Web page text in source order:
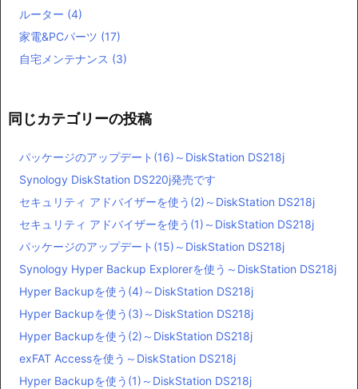
ルーター (4)
家電&PCパーツ (17)
自宅メンテナンス (3)
同じカテゴリーの投稿
パッケージのアップデート(16)～DiskStation DS218j
Synology DiskStation DS220j発売です
セキュリティ アドバイザーを使う(2)～DiskStation DS218j
セキュリティ アドバイザーを使う(1)～DiskStation DS218j
パッケージのアップデート(15)～DiskStation DS218j
Synology Hyper Backup Explorerを使う～DiskStation DS218j
Hyper Backupを使う(4)～DiskStation DS218j
Hyper Backupを使う(3)～DiskStation DS218j
Hyper Backupを使う(2)～DiskStation DS218j
exFAT Accessを使う～DiskStation DS218j
Hyper Backupを使う(1)～DiskStation DS218j